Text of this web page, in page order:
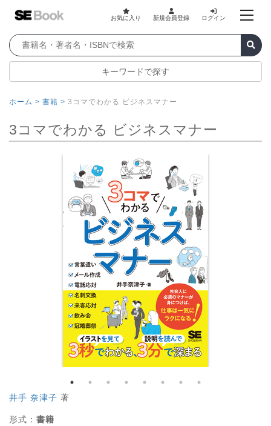
お気に入り 新規会員登録 ログイン
キーワードで探す
ホーム > 書籍 > 3コマでわかる ビジネスマナー
3コマでわかる ビジネスマナー
井手 奈津子 著
形式： 書籍